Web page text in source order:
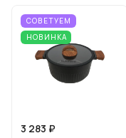
СОВЕТУЕМ
НОВИНКА
3 283 ₽